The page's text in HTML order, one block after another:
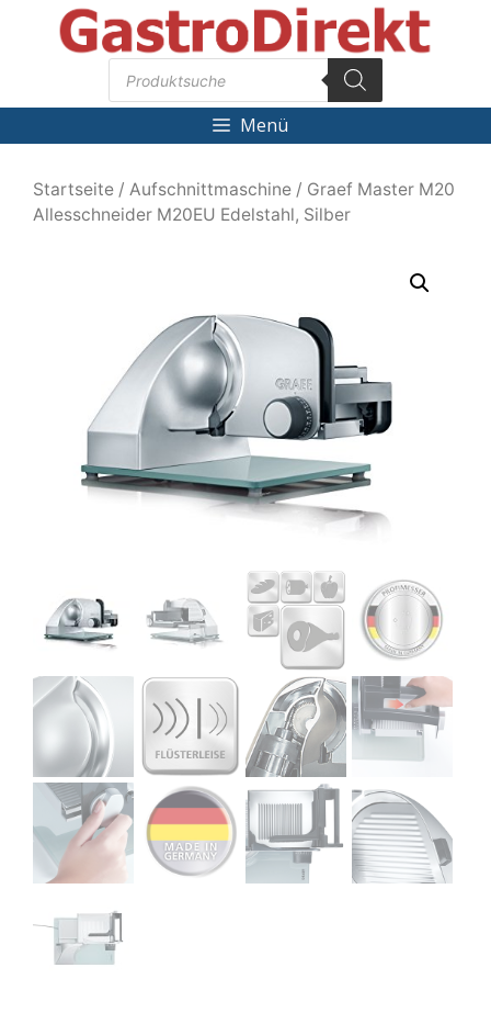
Products
search
Menü
Startseite / Aufschnittmaschine / Graef Master M20
Allesschneider M20EU Edelstahl, Silber